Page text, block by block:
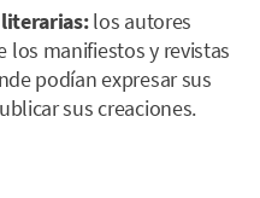
los autores
los manifiestos y revistas
podían expresar sus
sus creaciones.